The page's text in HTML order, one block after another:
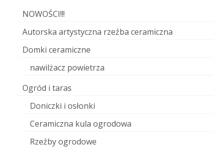
NOWOŚCI!!!
Autorska artystyczna rzeźba ceramiczna
Domki ceramiczne
nawilżacz powietrza
Ogród i taras
Doniczki i osłonki
Ceramiczna kula ogrodowa
Rzeźby ogrodowe